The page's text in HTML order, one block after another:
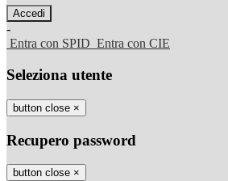
-
Entra con SPID Entra con CIE
Seleziona utente
button close ×
Recupero password
button close ×